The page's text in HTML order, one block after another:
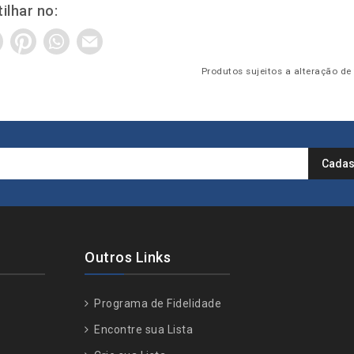
no:
Produtos sujeitos a alteração
Outros Links
Programa de Fidelidade
Encontre sua Lista